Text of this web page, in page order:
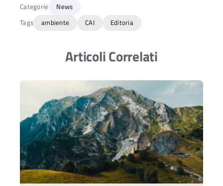
Categorie
News
Tags
ambiente CAI Editoria
Articoli Correlati